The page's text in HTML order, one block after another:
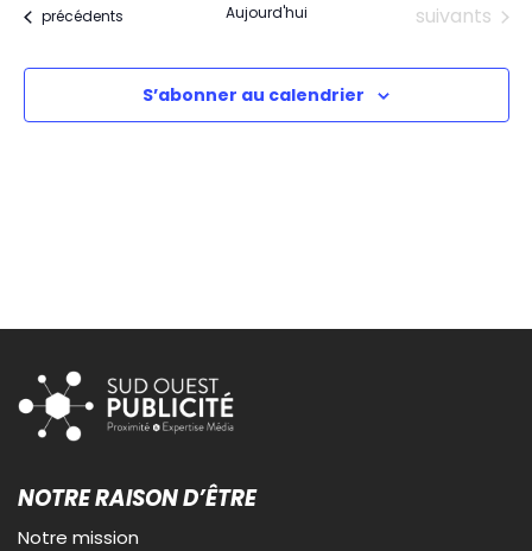
Évènements
précédents Aujourd'hui Évènements
suivants
S’abonner au calendrier
NOTRE RAISON D’ÊTRE
Notre mission